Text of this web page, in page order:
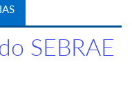
SEBRAE